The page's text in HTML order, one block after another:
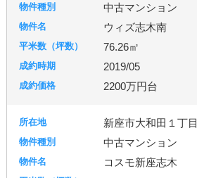
中古マンション
ウィズ志木南
76.26㎡
2019/05
2200万円台
新座市大和田１丁目
中古マンション
コスモ新座志木